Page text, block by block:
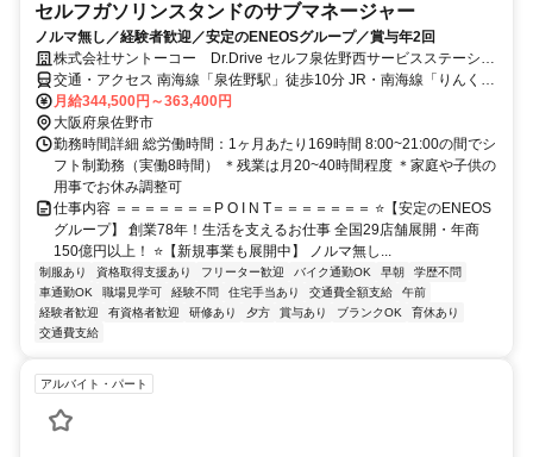
セルフガソリンスタンドのサブマネージャー
ノルマ無し／経験者歓迎／安定のENEOSグループ／賞与年2回
株式会社サントーコー Dr.Drive セルフ泉佐野西サービスステーショ
ン
交通・アクセス 南海線「泉佐野駅」徒歩10分 JR・南海線「りんくう
タウン駅」徒歩15分
月給344,500円～363,400円
大阪府泉佐野市
勤務時間詳細 総労働時間：1ヶ月あたり169時間 8:00~21:00の間でシ
フト制勤務（実働8時間） ＊残業は月20~40時間程度 ＊家庭や子供の
用事でお休み調整可
仕事内容 ＝＝＝＝＝＝＝P O I N T＝＝＝＝＝＝＝ ⭐【安定のENEOS
グループ】 創業78年！生活を支えるお仕事 全国29店舗展開・年商
150億円以上！ ⭐【新規事業も展開中】 ノルマ無し...
制服あり 資格取得支援あり フリーター歓迎 バイク通勤OK 早朝
学歴不問
車通勤OK
職場見学可 経験不問 住宅手当あり 交通費全額支給
午前
経験者歓迎
有資格者歓迎 研修あり 夕方 賞与あり ブランクOK
育休あり
交通費支給
アルバイト・パート